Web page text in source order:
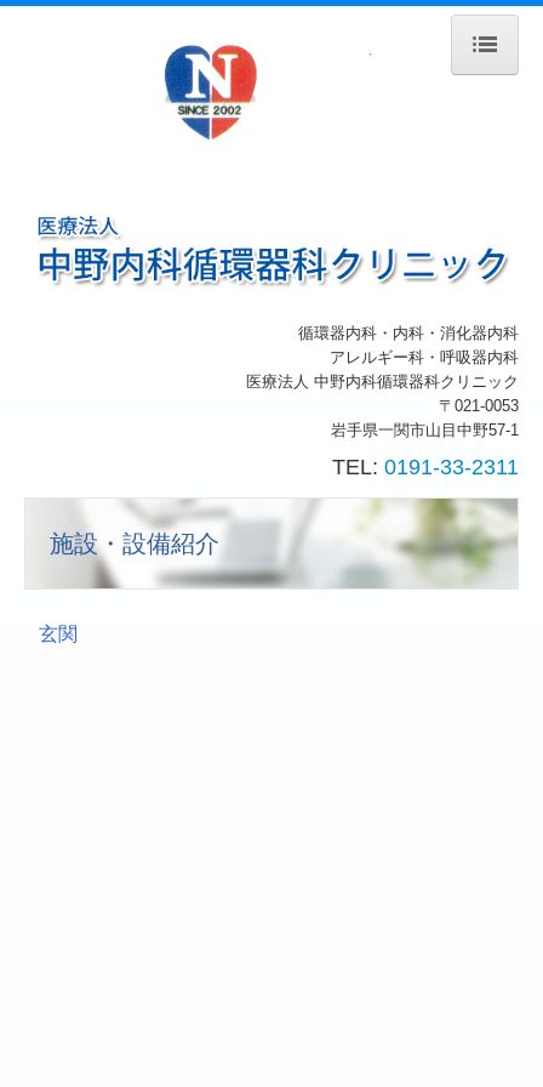
診療のご案内
生活習慣病
循環器内科・内科・消化器内科
アレルギー科・呼吸器内科
医療法人 中野内科循環器科クリニック
〒021-0053
岩手県一関市山目中野57-1
TEL: 0191-33-2311
施設・設備紹介
玄関